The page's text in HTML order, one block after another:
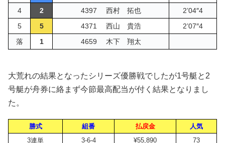
4
2 4397 西村 拓也
2’04″4
5
5 4371 西山 貴浩
2’07″4
落
1 4659 木下 翔太
大荒れの結果となったシリーズ優勝戦でしたが1号艇と2
号艇が舟券に絡まず今節最高配当が付く結果となりまし
た。
勝式 組番 払戻金
人気
3連単
3-6-4 ¥55,890
73